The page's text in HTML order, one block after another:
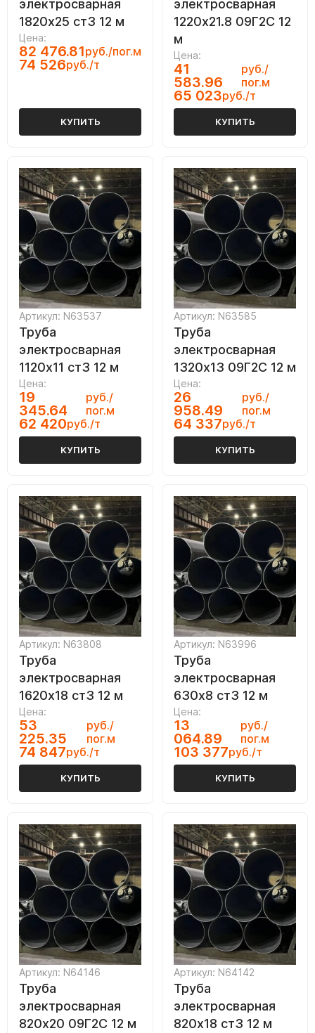
электросварная
1820х25 ст3 12 м
Цена:
82 476.81руб./пог.м
74 526руб./т
КУПИТЬ
электросварная
1220х21.8 09Г2С 12
м
Цена:
41
583.96
руб./
пог.м
65 023руб./т
КУПИТЬ
Артикул: N63537
Труба
электросварная
1120х11 ст3 12 м
Цена:
19
345.64
руб./
пог.м
62 420руб./т
КУПИТЬ
Артикул: N63585
Труба
электросварная
1320х13 09Г2С 12 м
Цена:
26
958.49
руб./
пог.м
64 337руб./т
КУПИТЬ
Артикул: N63808
Труба
электросварная
1620х18 ст3 12 м
Цена:
53
225.35
руб./
пог.м
74 847руб./т
КУПИТЬ
Артикул: N63996
Труба
электросварная
630х8 ст3 12 м
Цена:
13
064.89
руб./
пог.м
103 377руб./т
КУПИТЬ
Артикул: N64146
Труба
электросварная
820х20 09Г2С 12 м
Артикул: N64142
Труба
электросварная
820х18 ст3 12 м